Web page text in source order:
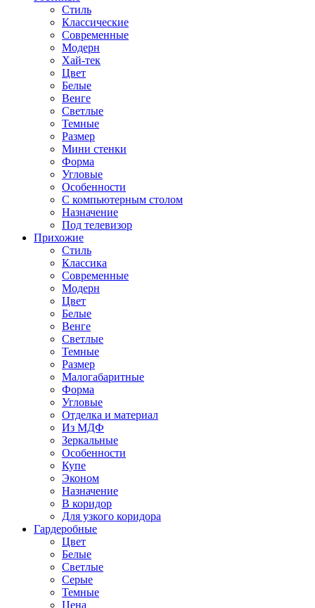
Стиль
Классические
Современные
Модерн
Хай-тек
Цвет
Белые
Венге
Светлые
Темные
Размер
Мини стенки
Форма
Угловые
Особенности
С компьютерным столом
Назначение
Под телевизор
Прихожие
Стиль
Классика
Современные
Модерн
Цвет
Белые
Венге
Светлые
Темные
Размер
Малогабаритные
Форма
Угловые
Отделка и материал
Из МДФ
Зеркальные
Особенности
Купе
Эконом
Назначение
В коридор
Для узкого коридора
Гардеробные
Цвет
Белые
Светлые
Серые
Темные
Цена